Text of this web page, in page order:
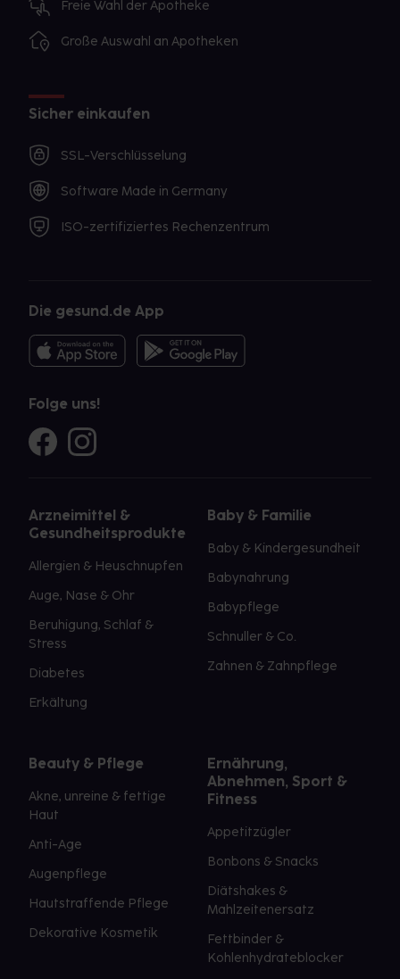
Freie Wahl der Apotheke
Große Auswahl an Apotheken
Sicher einkaufen
SSL-Verschlüsselung
Software Made in Germany
ISO-zertifiziertes Rechenzentrum
Die gesund.de App
Folge uns!
Arzneimittel &
Gesundheitsprodukte
Allergien & Heuschnupfen
Auge, Nase & Ohr
Beruhigung, Schlaf &
Stress
Diabetes
Erkältung
Baby & Familie
Baby & Kindergesundheit
Babynahrung
Babypflege
Schnuller & Co.
Zahnen & Zahnpflege
Beauty & Pflege
Akne, unreine & fettige
Haut
Anti-Age
Augenpflege
Hautstraffende Pflege
Dekorative Kosmetik
Ernährung,
Abnehmen, Sport &
Fitness
Appetitzügler
Bonbons & Snacks
Diätshakes &
Mahlzeitenersatz
Fettbinder &
Kohlenhydrateblocker